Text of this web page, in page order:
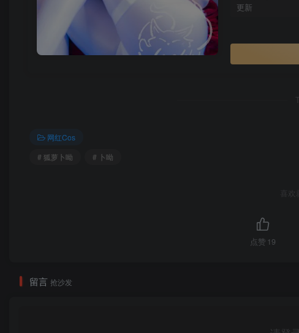
更新
网红Cos
# 狐萝卜呦
# 卜呦
喜
点赞 19
留言 抢沙发